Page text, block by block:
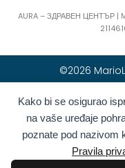
Kako bi se osigurao
na vaše uređaje
poznate pod nazivom
Pravila
AURA – ЗДРАВЕН ЦЕНТЪР |
©2026
Hrvatski(
Deutsch(
Română(